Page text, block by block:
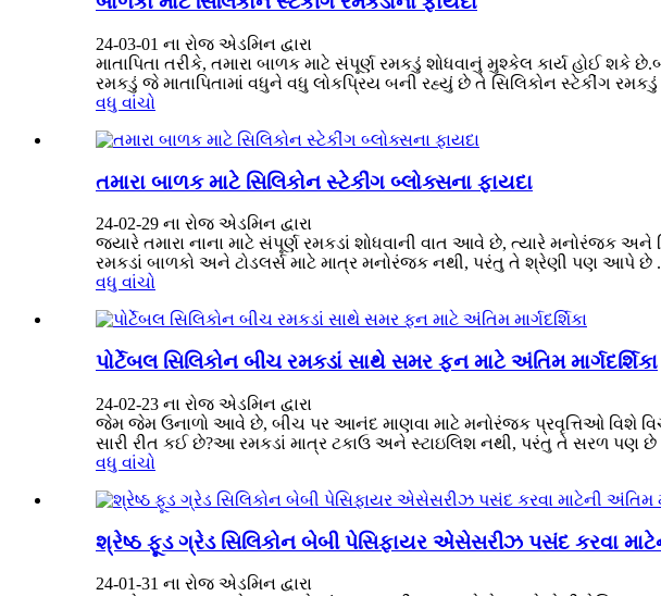
24-03-01 ના રોજ એડમિન દ્વારા
માતાપિતા તરીકે, તમારા બાળક માટે સંપૂર્ણ રમકડું શોધવાનું મુશ્કેલ કાર્ય હોઈ
રમકડું જે માતાપિતામાં વધુને વધુ લોકપ્રિય બની રહ્યું છે તે સિલિકોન સ્ટેકીંગ રમકડું
વધુ વાંચો
તમારા બાળક માટે સિલિકોન સ્ટેકીંગ બ્લોક્સના ફાયદા
24-02-29 ના રોજ એડમિન દ્વારા
જ્યારે તમારા નાના માટે સંપૂર્ણ રમકડાં શોધવાની વાત આવે છે, ત્યારે મનોરંજક
રમકડાં બાળકો અને ટોડલર્સ માટે માત્ર મનોરંજક નથી, પરંતુ તે શ્રેણી પણ આપે છે
વધુ વાંચો
પોર્ટેબલ સિલિકોન બીચ રમકડાં સાથે સમર ફન માટે અંતિમ માર્ગદર્શિકા
24-02-23 ના રોજ એડમિન દ્વારા
જેમ જેમ ઉનાળો આવે છે, બીચ પર આનંદ માણવા માટે મનોરંજક પ્રવૃત્તિઓ વિશે
સારી રીત કઈ છે?આ રમકડાં માત્ર ટકાઉ અને સ્ટાઇલિશ નથી, પરંતુ તે સરળ પણ છે
વધુ વાંચો
શ્રેષ્ઠ ફૂડ ગ્રેડ સિલિકોન બેબી પેસિફાયર એસેસરીઝ પસંદ કરવા
24-01-31 ના રોજ એડમિન દ્વારા